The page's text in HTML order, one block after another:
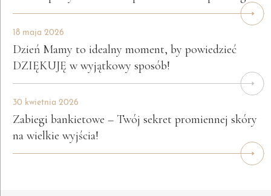
18 maja 2026
Dzień Mamy to idealny moment, by powiedzieć
DZIĘKUJĘ w wyjątkowy sposób!
30 kwietnia 2026
Zabiegi bankietowe – Twój sekret promiennej skóry
na wielkie wyjścia!